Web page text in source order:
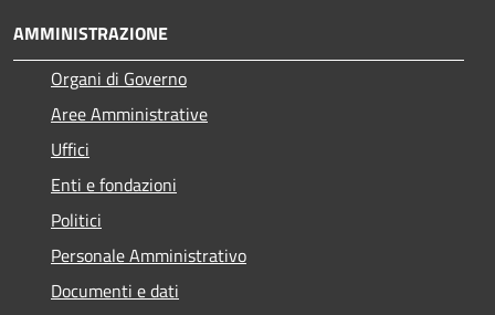
AMMINISTRAZIONE
Organi di Governo
Aree Amministrative
Uffici
Enti e fondazioni
Politici
Personale Amministrativo
Documenti e dati